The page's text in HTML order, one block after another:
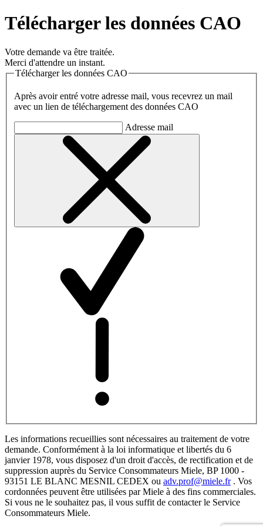
Télécharger les données CAO
Votre demande va être traitée.
Merci d'attendre un instant.
Télécharger les données CAO
Après avoir entré votre adresse mail, vous recevrez un mail
avec un lien de téléchargement des données CAO
Adresse mail
Les informations recueillies sont nécessaires au traitement de votre
demande. Conformément à la loi informatique et libertés du 6
janvier 1978, vous disposez d'un droit d'accès, de rectification et de
suppression auprès du Service Consommateurs Miele, BP 1000 -
93151 LE BLANC MESNIL CEDEX ou adv.prof@miele.fr. Vos
cordonnées peuvent être utilisées par Miele à des fins commerciales.
Si vous ne le souhaitez pas, il vous suffit de contacter le Service
Consommateurs Miele.